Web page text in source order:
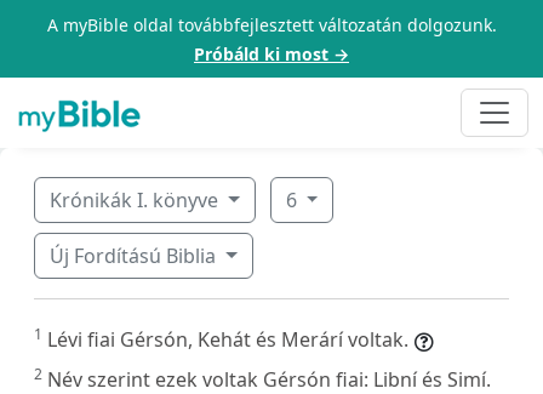
A myBible oldal továbbfejlesztett változatán dolgozunk.
Próbáld ki most →
Krónikák I. könyve 6
Új Fordítású Biblia
1 Lévi fiai Gérsón, Kehát és Merárí voltak.
2 Név szerint ezek voltak Gérsón fiai: Libní és Simí.